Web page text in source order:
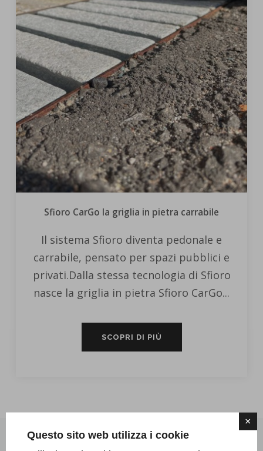
×
Questo sito web utilizza i cookie
Sfioro CarGo la griglia in pietra carrabile
Il sistema Sfioro diventa pedonale e
carrabile, pensato per spazi pubblici e
privati.Dalla stessa tecnologia di Sfioro
nasce la griglia in pietra Sfioro CarGo...
SCOPRI DI PIÙ
REALIZZAZIONI CON PRODOTTI DI